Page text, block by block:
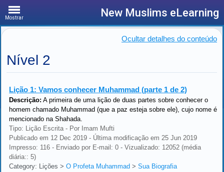
Mostrar New Muslims eLearning
Ocultar detalhes do conteúdo
Nível 2
Lição 1: Vamos conhecer Muhammad (parte 1 de 2)
Descrição: A primeira de uma lição de duas partes sobre conhecer o
homem chamado Muhammad (que a paz esteja sobre ele), cujo nome é
mencionado na Shahada.
Tipo: Lição Escrita - Por Imam Mufti
Publicado em 12 Dec 2019 - Última modificação em 25 Jun 2019
Impresso: 116 - Enviado por E-mail: 0 - Vizualizado: 12052 (média
diária:: 5)
Category: Lições > O Profeta Muhammad > Sua Biografia